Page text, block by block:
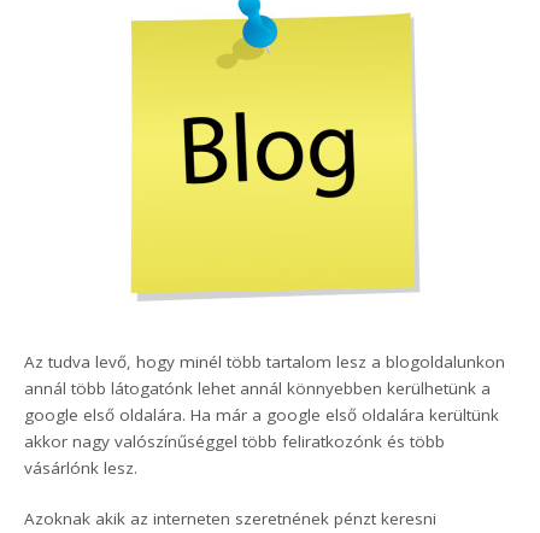
Az tudva levő, hogy minél több tartalom lesz a blogoldalunkon
annál több látogatónk lehet annál könnyebben kerülhetünk a
google első oldalára. Ha már a google első oldalára kerültünk
akkor nagy valószínűséggel több feliratkozónk és több
vásárlónk lesz.
Azoknak akik az interneten szeretnének pénzt keresni